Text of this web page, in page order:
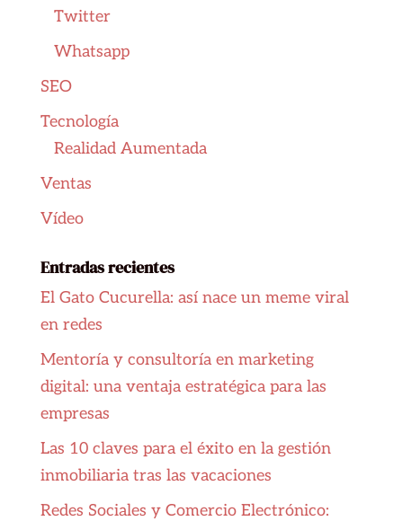
Twitter
Whatsapp
SEO
Tecnología
Realidad Aumentada
Ventas
Vídeo
Entradas recientes
El Gato Cucurella: así nace un meme viral
en redes
Mentoría y consultoría en marketing
digital: una ventaja estratégica para las
empresas
Las 10 claves para el éxito en la gestión
inmobiliaria tras las vacaciones
Redes Sociales y Comercio Electrónico: